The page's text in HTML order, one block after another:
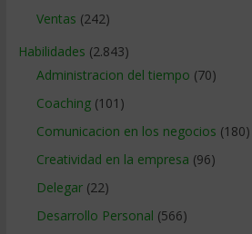
Ventas (242)
Habilidades (2.843)
Administracion del tiempo (70)
Coaching(101)
Comunicacion en los negocios (180)
Creatividad en la empresa (96)
Delegar(22)
Desarrollo Personal (566)